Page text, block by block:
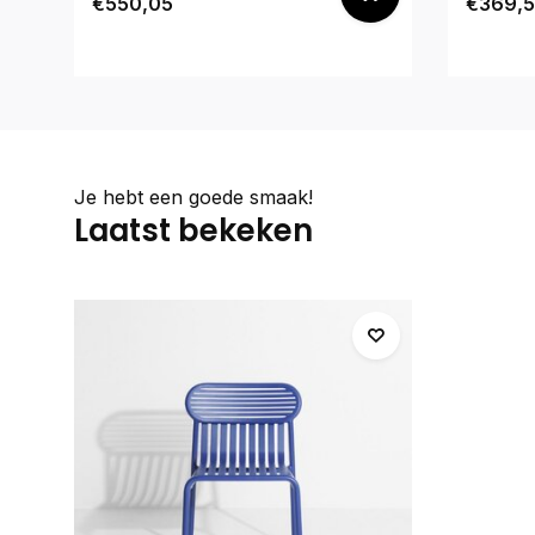
Je hebt een goede smaak!
Laatst bekeken